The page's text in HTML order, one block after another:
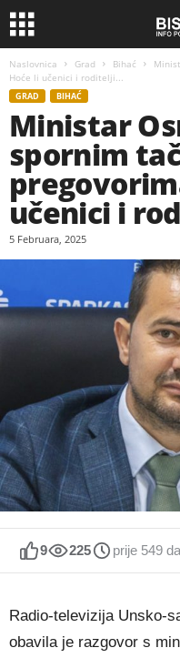
Naslovnica Grad Bihać
Hoće li učenici i roditelji...
GRAD BIHAĆ
Ministar
spornim
učenici i
5 Februara, 2025
9 225 prije 549
Radio-televizija Unsko-
obavila je razgovor s